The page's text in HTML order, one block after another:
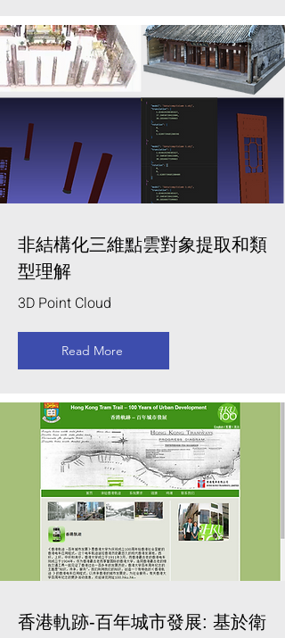
非結構化三維點雲對象提取和類
型理解
3D Point Cloud
Read More
香港軌跡-百年城市發展: 基於衛